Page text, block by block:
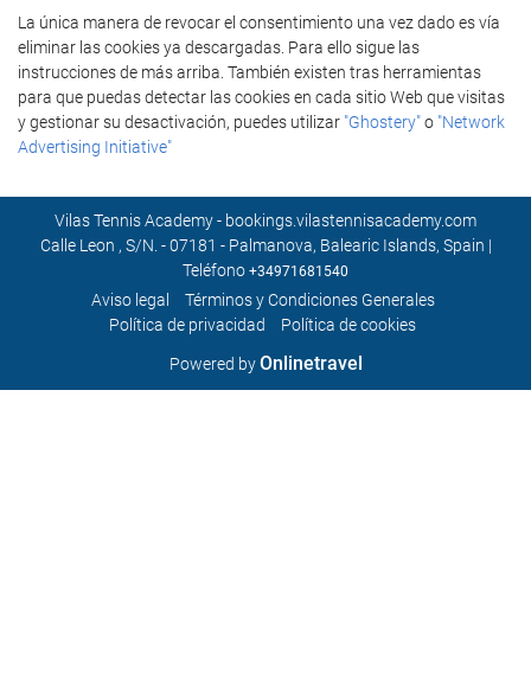
La única manera de revocar el consentimiento una vez dado es vía
eliminar las cookies ya descargadas. Para ello sigue las
instrucciones de más arriba. También existen tras herramientas
para que puedas detectar las cookies en cada sitio Web que visitas
y gestionar su desactivación, puedes utilizar "Ghostery"o "Network
Advertising Initiative"
Vilas Tennis Academy - bookings.vilastennisacademy.com
Calle Leon , S/N. - 07181 - Palmanova, Balearic Islands, Spain |
Teléfono +34971681540
Aviso legal
Términos y Condiciones Generales
Polí­tica de privacidad
Política de cookies
Powered byOnlinetravel